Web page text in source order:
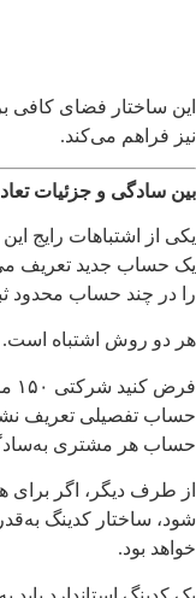
این ساختار فضای کافی
نیز فراهم می‌کند.
بین سادگی و جزئیات
یکی از اشتباهات رایج
یک حساب جدید تعریف
را در چند حساب محدود
هر دو روش اشتباه است.
حساب تفصیلی تعریف
حساب هر مشتری
از طرف دیگر، اگر
شود، ساختار کدینگ
خواهد بود.